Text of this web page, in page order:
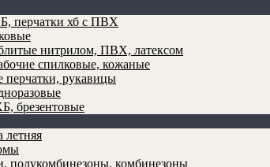
перчатки хб с ПВХ
нитрилом, ПВХ, латексом
спилковые, кожаные
перчатки, рукавицы
брезентовые
летняя
полукомбинезоны, комбинезоны